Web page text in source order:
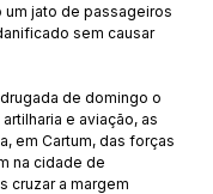
jato de passageiros
sem causar
de domingo o
e aviação, as
em Cartum, das forças
na cidade de
cruzar a margem